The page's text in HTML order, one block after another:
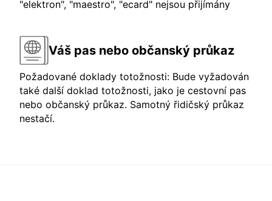
"elektron", "maestro", "ecard" nejsou přijímány
Váš pas nebo občanský průkaz
Požadované doklady totožnosti: Bude vyžadován
také další doklad totožnosti, jako je cestovní pas
nebo občanský průkaz. Samotný řidičský průkaz
nestačí.